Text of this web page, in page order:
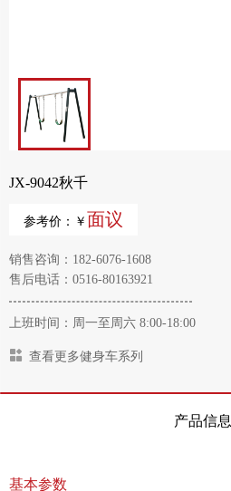
JX-9042秋千
参考价：￥ 面议
销售咨询：182-6076-1608
售后电话：0516-80163921
上班时间：周一至周六 8:00-18:00
查看更多健身车系列
产品信息
基本参数